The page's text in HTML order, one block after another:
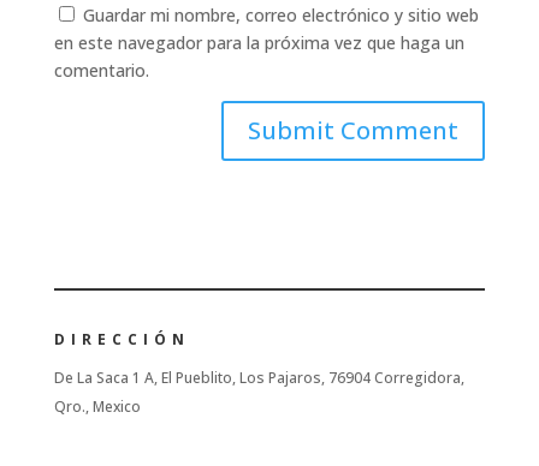
Guardar mi nombre, correo electrónico y sitio web
en este navegador para la próxima vez que haga un
comentario.
DIRECCIÓN
De La Saca 1 A, El Pueblito, Los Pajaros, 76904 Corregidora,
Qro., Mexico